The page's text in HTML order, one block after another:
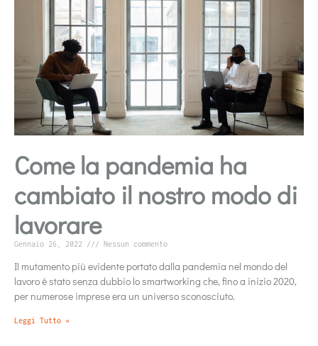
Come la pandemia ha
cambiato il nostro modo di
lavorare
Gennaio 26, 2022 Nessun commento
Il mutamento più evidente portato dalla pandemia nel mondo del
lavoro è stato senza dubbio lo smartworking che, fino a inizio 2020,
per numerose imprese era un universo sconosciuto.
Leggi Tutto »